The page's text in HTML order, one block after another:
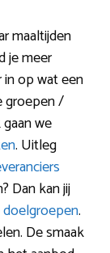
maaltijden
je meer
op wat een
groepen /
we
. Uitleg
Dan kan jij
.
De smaak